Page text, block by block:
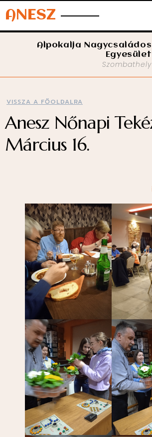
ANESZ
Alpokalja Nagycsaládos
Egyesület
Szombathely
VISSZA A FŐOLDALRA
Anesz Nőnapi
Március 16.